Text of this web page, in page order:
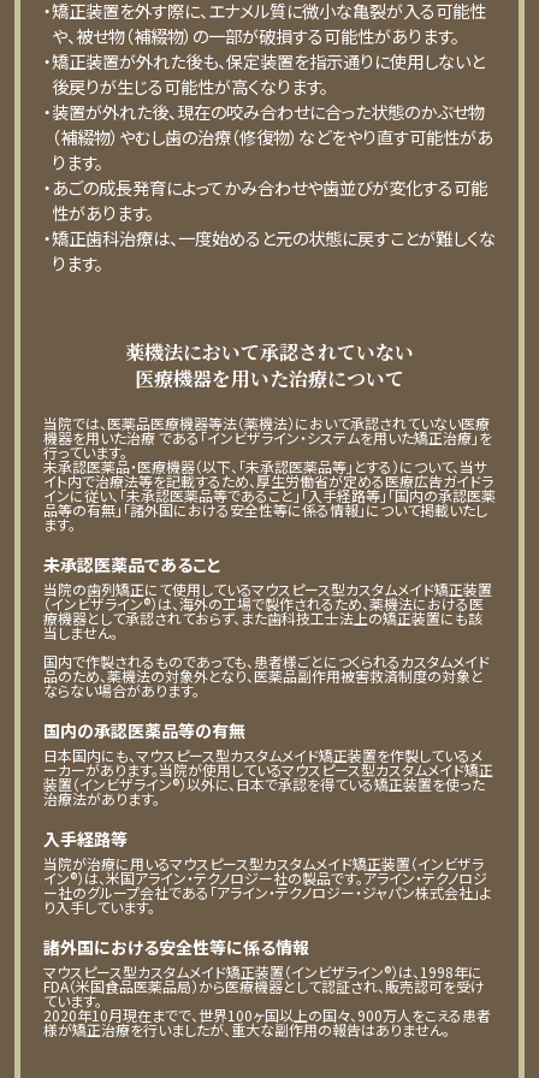
・矯正装置を外す際に、エナメル質に微⼩な⻲裂が⼊る可能性
や、被せ物（補綴物）の⼀部が破損する可能性があります。
・矯正装置が外れた後も、保定装置を指⽰通りに使⽤しないと
後戻りが⽣じる可能性が⾼くなります。
・装置が外れた後、現在の咬み合わせに合った状態のかぶせ物
（補綴物）やむし⻭の治療（修復物）などをやり直す可能性があ
ります。
・あごの成⻑発育によってかみ合わせや⻭並びが変化する可能
性があります。
・矯正⻭科治療は、⼀度始めると元の状態に戻すことが難しくな
ります。
薬機法において承認されていない
医療機器を用いた治療について
当院では、医薬品医療機器等法（薬機法）において承認されていない医療
機器を用いた治療 である「インビザライン・システムを用いた矯正治療」を
行っています。
未承認医薬品・医療機器（以下、「未承認医薬品等」とする）について、当サ
イト内で治療法等を記載するため、厚生労働省が定める医療広告ガイドラ
インに従い、「未承認医薬品等であること」「入手経路等」「国内の承認医薬
品等の有無」「諸外国における安全性等に係る情報」について掲載いたし
ます。
未承認医薬品であること
当院の歯列矯正にて使用しているマウスピース型カスタムメイド矯正装置
（インビザライン®）は、海外の工場で製作されるため、薬機法における医
療機器として承認されておらず、また歯科技工士法上の矯正装置にも該
当しません。
国内で作製されるものであっても、患者様ごとにつくられるカスタムメイド
品のため、薬機法の対象外となり、医薬品副作用被害救済制度の対象と
ならない場合があります。
国内の承認医薬品等の有無
日本国内にも、マウスピース型カスタムメイド矯正装置を作製しているメ
ーカーがあります。当院が使用しているマウスピース型カスタムメイド矯正
装置（インビザライン®）以外に、日本で承認を得ている矯正装置を使った
治療法があります。
入手経路等
当院が治療に用いるマウスピース型カスタムメイド矯正装置（インビザラ
イン®）は、米国アライン・テクノロジー社の製品です。アライン・テクノロジ
ー社のグループ会社である「アライン・テクノロジー・ジャパン株式会社」よ
り入手しています。
諸外国における安全性等に係る情報
マウスピース型カスタムメイド矯正装置（インビザライン®）は、1998年に
FDA（米国食品医薬品局）から医療機器として認証され、販売認可を受け
ています。
2020年10月現在までで、世界100ヶ国以上の国々、900万人をこえる患者
様が矯正治療を行いましたが、重大な副作用の報告はありません。